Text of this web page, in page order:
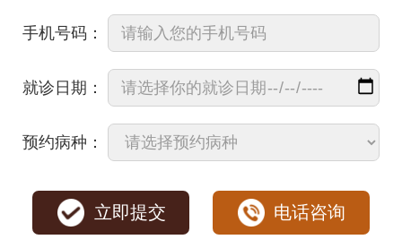
手机号码：
就诊日期：
预约病种：
立即提交 电话咨询